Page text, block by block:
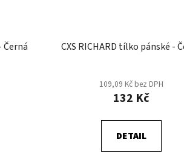
Černá CXS RICHARD tílko pánské -
109,09 Kč bez DPH
132 Kč
DETAIL